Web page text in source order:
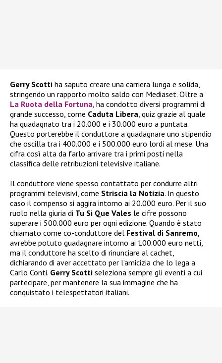
Gerry Scotti ha saputo creare una carriera lunga e solida,
stringendo un rapporto molto saldo con Mediaset. Oltre a
La Ruota della Fortuna , ha condotto diversi programmi di
grande successo, come Caduta Libera , quiz grazie al quale
ha guadagnato tra i 20.000 e i 30.000 euro a puntata.
Questo porterebbe il conduttore a guadagnare uno stipendio
che oscilla tra i 400.000 e i 500.000 euro lordi al mese. Una
cifra così alta da farlo arrivare tra i primi posti nella
classifica delle retribuzioni televisive italiane.
Il conduttore viene spesso contattato per condurre altri
programmi televisivi, come Striscia la Notizia. In questo
caso il compenso si aggira intorno ai 20.000 euro. Per il suo
ruolo nella giuria di Tu Si Que Vales le cifre possono
superare i 500.000 euro per ogni edizione. Quando è stato
chiamato come co-conduttore del Festival di Sanremo
avrebbe potuto guadagnare intorno ai 100.000 euro netti,
ma il conduttore ha scelto di rinunciare al cachet,
dichiarando di aver accettato per l’amicizia che lo lega a
Carlo Conti. Gerry Scotti seleziona sempre gli eventi a cui
partecipare, per mantenere la sua immagine che ha
conquistato i telespettatori italiani.